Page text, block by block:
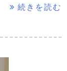
続きを読む